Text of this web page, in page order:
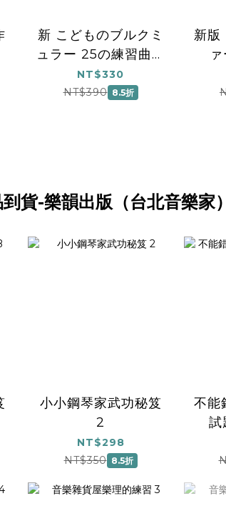
新 こどものブルクミ
ュラー 25の練習曲
第2版
NT$330
NT$390 8.5折
新版
貨-樂韻出版（台北音樂家）
小小鋼琴家武功秘笈
2
NT$298
NT$350 8.5折
不能
試